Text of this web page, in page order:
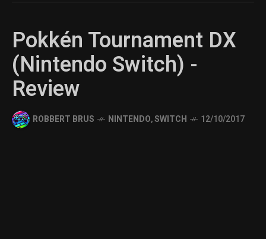
Pokkén Tournament DX
(Nintendo Switch) -
Review
ROBBERT BRUS NINTENDO,SWITCH 12/10/2017